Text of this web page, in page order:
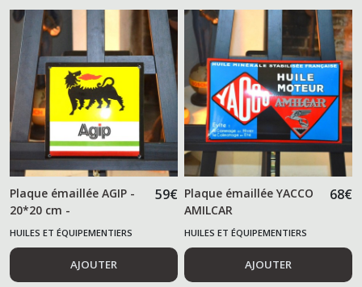
Plaque émaillée AGIP -
20*20 cm -
59€
HUILES ET ÉQUIPEMENTIERS
AUTOMOBILES
AJOUTER
Plaque émaillée YACCO
AMILCAR
68€
HUILES ET ÉQUIPEMENTIERS
AUTOMOBILES
AJOUTER